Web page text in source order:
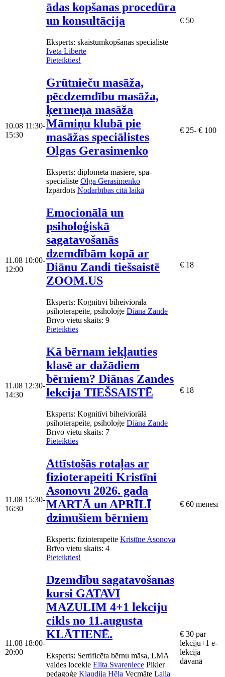
ādas kopšanas procedūra
un konsultācija
Eksperts: skaistumkopšanas speciāliste
Iveta Liberte
Pieteikties!
€ 50
10.08 11:30-
15:30
Grūtnieču masāža,
pēcdzemdību masāža,
ķermeņa masāža
Māmiņu klubā pie
masāžas speciālistes
Olgas Gerasimenko
Eksperts: diplomēta masiere, spa-
speciāliste Olga Gerasimenko
Izpārdots Nodarbības citā laikā
€ 25- € 100
11.08 10:00-
12:00
Emocionālā un
psiholoģiskā
sagatavošanās
dzemdībām kopā ar
Diānu Zandi tiešsaistē
ZOOM.US
Eksperts: Kognitīvi biheiviorālā
psihoterapeite, psiholoģe Diāna Zande
Brīvo vietu skaits: 9
Pieteikties
€ 18
11.08 12:30-
14:30
Kā bērnam iekļauties
klasē ar dažādiem
bērniem? Diānas Zandes
lekcija TIEŠSAISTĒ
Eksperts: Kognitīvi biheiviorālā
psihoterapeite, psiholoģe Diāna Zande
Brīvo vietu skaits: 7
Pieteikties
€ 18
11.08 15:30-
16:30
Attīstošās rotaļas ar
fizioterapeiti Kristīni
Asonovu 2026. gada
MARTĀ un APRĪLĪ
dzimušiem bērniem
Eksperts: fizioterapeite Kristīne Asonova
Brīvo vietu skaits: 4
Pieteikties!
€ 60 mēnesī
11.08 18:00-
20:00
Dzemdību sagatavošanas
kursi GATAVI
MAZULIM 4+1 lekciju
cikls no 11.augusta
KLĀTIENĒ.
Eksperts: Sertificēta bērnu māsa, LMA
valdes locekle Elita Svareniece Pikler
pedagoģe Klaudija Hēla Vecmāte Laila
€ 30 par
lekciju+1 e-
lekcija
dāvanā